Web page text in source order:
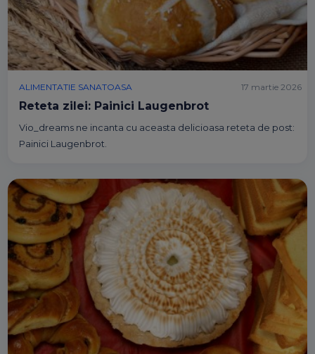
ALIMENTATIE SANATOASA
Reteta zilei: Painici Laugenbrot
Vio_dreams ne incanta cu aceasta delicioasa reteta de post:
Painici Laugenbrot.
17 martie 2026